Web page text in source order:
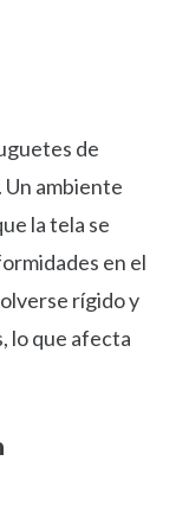
de
Un ambiente
la tela se
en el
rígido y
lo que afecta